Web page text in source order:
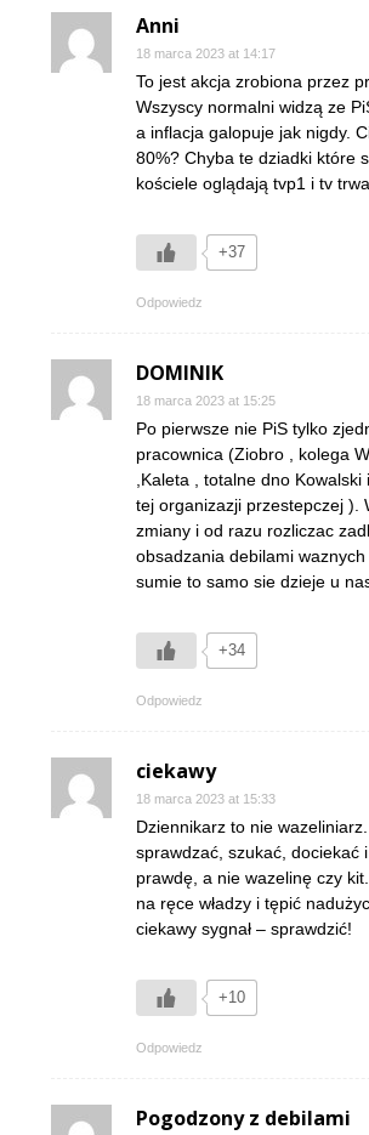
Anni
18 marca 2023 at 14:17
To jest akcja zrobiona przez
Wszyscy normalni widzą ze
a inflacja galopuje jak nigdy.
80%? Chyba te dziadki które
kościele oglądają tvp1 i tv
+37
Odpowiedz
DOMINIK
18 marca 2023 at 15:25
Po pierwsze nie PiS tylko
pracownica (Ziobro , kolega
,Kaleta , totalne dno
tej organizazji przestepczej ).
zmiany i od razu rozliczac
obsadzania debilami
sumie to samo sie dzieje u
+34
Odpowiedz
ciekawy
18 marca 2023 at 15:33
Dziennikarz to nie
sprawdzać, szukać, dociekać
prawdę, a nie wazelinę czy
na ręce władzy i tępić
ciekawy sygnał – sprawdzić!
+10
Odpowiedz
Pogodzony z debilami